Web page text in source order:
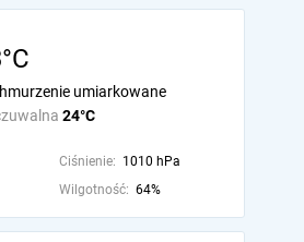
24°C
umiarkowane
Ciśnienie: 1010 hPa
Wilgotność: 64%